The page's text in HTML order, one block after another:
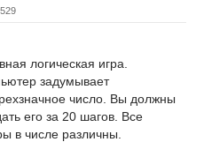
529
логическая игра.
задумывает
число. Вы должны
его за 20 шагов. Все
в числе различны.